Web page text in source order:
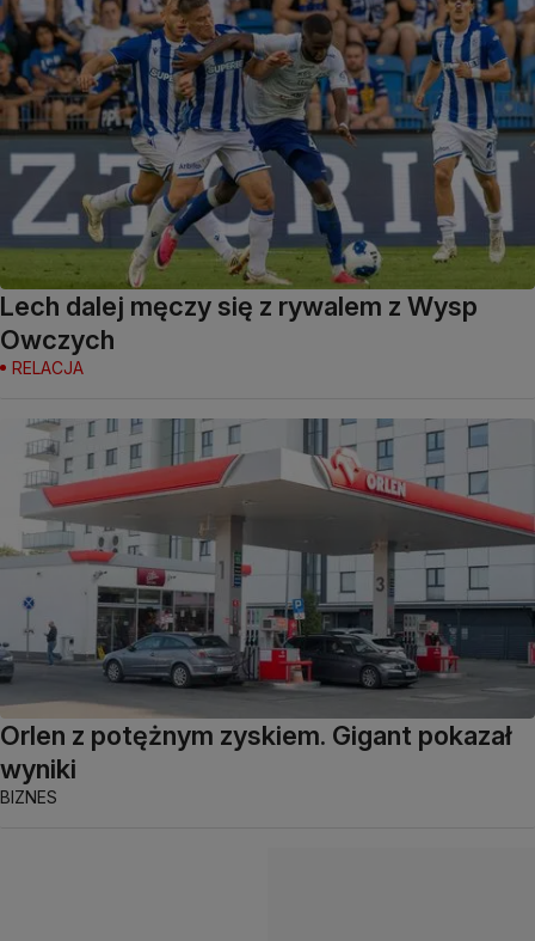
Lech dalej męczy się z rywalem z Wysp
Owczych
RELACJA
Orlen z potężnym zyskiem. Gigant pokazał
wyniki
BIZNES